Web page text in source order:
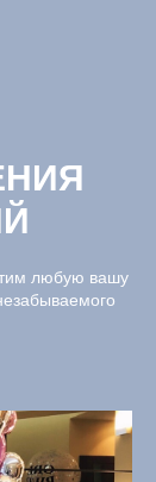
любую вашу